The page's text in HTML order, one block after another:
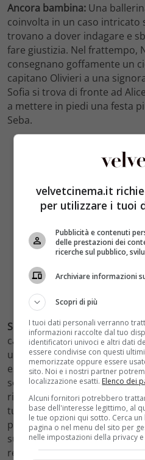
Ancora bambina: Una
coinvolta in un caso intricato
trovano a dover indagare e
fare giustizia. Nel frattempo,
consegnano goffamente un
capitano Olivieri a una
Sofia si trova di fronte ad
a mettere in piedi una festa
Seba.
Scegli me!:Il capitano Olivieri,
caso di morte di una ragazza
un reality show, decide di
essere lei stessa la
sotto copertura, con un
rischio. In caserma tocca a
tutto ciò che ne consegue,
parti della canonica, Pippo
sua vita e partire per sempre,
realizzare il suo sogno di una
velvetcinema.it
per utilizzare i tuoi
Pubblicità e contenuti
delle prestazioni dei
ricerche sul pubblico,
Archiviare informazioni
Scopri di più
I tuoi dati personali verranno
informazioni raccolte dal tuo
identificatori univoci e altri dati
essere condivise con questi
memorizzate oppure essere
sito. Noi e i nostri partner
localizzazione esatti. Elenco dei
Alcuni fornitori potrebbero
base dell'interesse legittimo, al
le tue opzioni qui sotto. Cerca
pagina o nel menu del sito per
nelle impostazioni della privacy